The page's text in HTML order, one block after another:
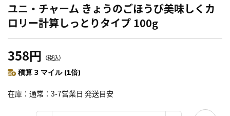
ユニ・チャーム きょうのごほうび美味しくカ
ロリー計算しっとりタイプ 100g
358円 （税込）
積算 3 マイル (1倍)
在庫 通常：3-7営業日 発送目安